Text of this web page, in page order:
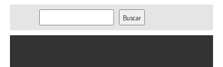
Buscar